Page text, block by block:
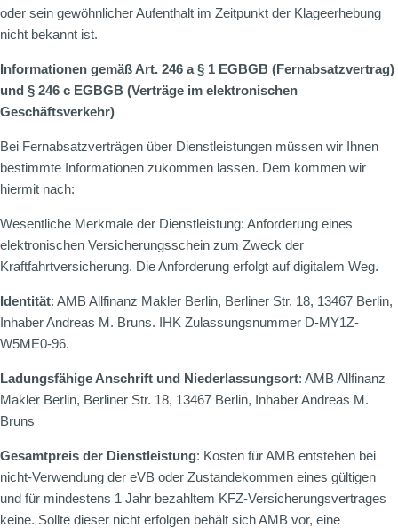
oder sein gewöhnlicher Aufenthalt im Zeitpunkt der Klageerhebung
nicht bekannt ist.
Informationen gemäß Art. 246 a § 1 EGBGB (Fernabsatzvertrag)
und § 246 c EGBGB (Verträge im elektronischen
Geschäftsverkehr)
Bei Fernabsatzverträgen über Dienstleistungen müssen wir Ihnen
bestimmte Informationen zukommen lassen. Dem kommen wir
hiermit nach:
Wesentliche Merkmale der Dienstleistung: Anforderung eines
elektronischen Versicherungsschein zum Zweck der
Kraftfahrtversicherung. Die Anforderung erfolgt auf digitalem Weg.
Identität: AMB Allfinanz Makler Berlin, Berliner Str. 18, 13467 Berlin,
Inhaber Andreas M. Bruns. IHK Zulassungsnummer D-MY1Z-
W5ME0-96.
Ladungsfähige Anschrift und Niederlassungsort: AMB Allfinanz
Makler Berlin, Berliner Str. 18, 13467 Berlin, Inhaber Andreas M.
Bruns
Gesamtpreis der Dienstleistung: Kosten für AMB entstehen bei
nicht-Verwendung der eVB oder Zustandekommen eines gültigen
und für mindestens 1 Jahr bezahltem KFZ-Versicherungsvertrages
keine. Sollte dieser nicht erfolgen behält sich AMB vor, eine